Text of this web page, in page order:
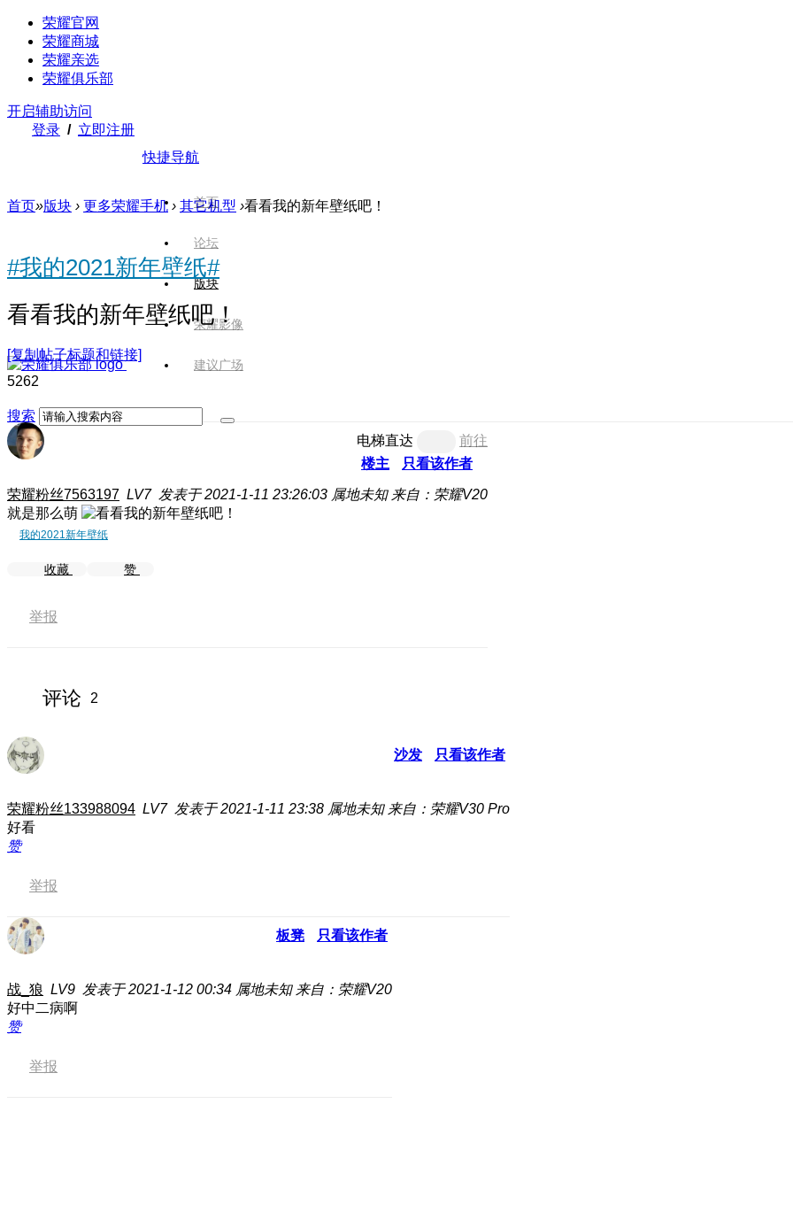
荣耀官网
荣耀商城
荣耀亲选
荣耀俱乐部
开启辅助访问
登录 / 立即注册
快捷导航
首页
论坛
版块
荣耀影像
建议广场
搜索
首页»版块 › 更多荣耀手机 › 其它机型 ›看看我的新年壁纸吧！
#我的2021新年壁纸#
看看我的新年壁纸吧！
[复制帖子标题和链接]
5262
电梯直达
前往
楼主
只看该作者
荣耀粉丝7563197 LV7 发表于 2021-1-11 23:26:03 属地未知 来自：荣耀V20
就是那么萌
我的2021新年壁纸
收藏 赞
举报
评论 2
沙发 只看该作者
荣耀粉丝133988094 LV7 发表于 2021-1-11 23:38 属地未知 来自：荣耀V30 Pro
好看
赞
举报
板凳 只看该作者
战_狼 LV9 发表于 2021-1-12 00:34 属地未知 来自：荣耀V20
好中二病啊
赞
举报